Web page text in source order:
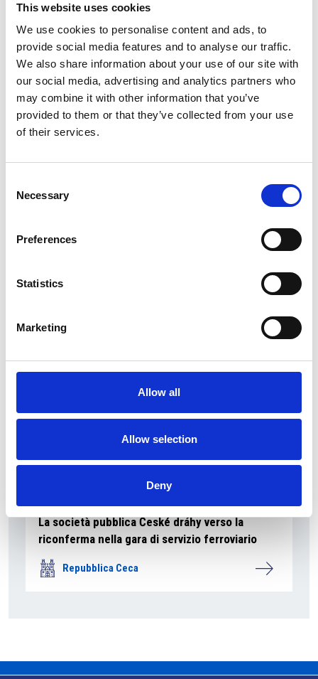
This website uses cookies
We use cookies to personalise content and ads, to
provide social media features and to analyse our traffic.
We also share information about your use of our site with
our social media, advertising and analytics partners who
may combine it with other information that you’ve
provided to them or that they’ve collected from your use
of their services.
Selection
Necessary
Preferences
Statistics
Marketing
Allow all
Allow selection
Deny
Nel primo semestre è aumentata fortemente la
costruzione di nuove abitazioni
Repubblica Ceca
La Škoda avvia la produzione del suo SUV Peaq
La società pubblica České dráhy verso la
riconferma nella gara di servizio ferroviario
Repubblica Ceca